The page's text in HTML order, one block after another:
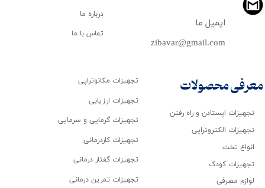
zibavar@gmail.com
ایمیل ما
تجهیزات ایستادن و راه رفتن
تجهیزات الکتروتراپی
انواع تخت
تجهیزات کودک
لوازم مصرفی
درباره ما
تماس با ما
تجهیزات مکانوتراپی
تجهیزات ارزیابی
تجهیزات گرمایی و سرمایی
تجهیزات کاردرمانی
تجهیزات گفتار درمانی
تجهیزات تمرین درمانی
معرفی محصولات